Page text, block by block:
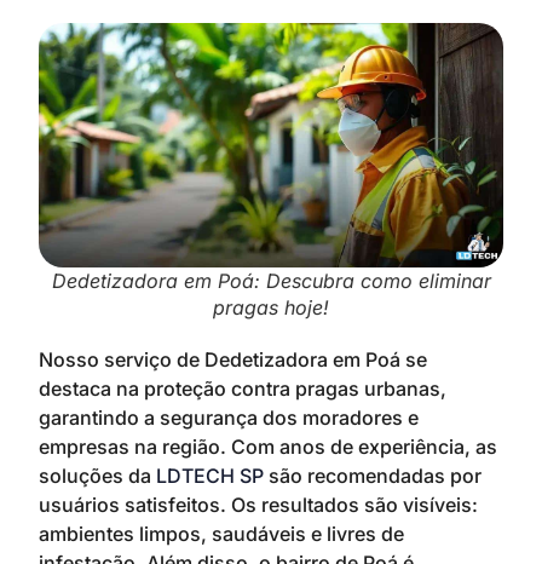
Dedetizadora em Poá: Descubra como eliminar
pragas hoje!
Nosso serviço de Dedetizadora em Poá se
destaca na proteção contra pragas urbanas,
garantindo a segurança dos moradores e
empresas na região. Com anos de experiência, as
soluções da LDTECH SP são recomendadas por
usuários satisfeitos. Os resultados são visíveis:
ambientes limpos, saudáveis e livres de